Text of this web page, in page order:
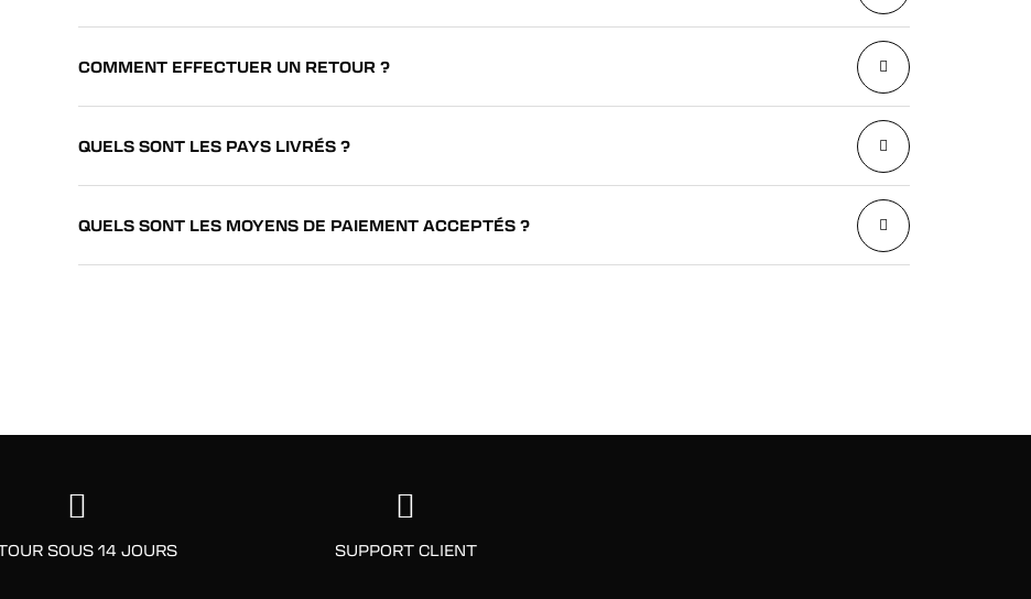
COMMENT EFFECTUER UN RETOUR ?
QUELS SONT LES PAYS LIVRÉS ?
QUELS SONT LES MOYENS DE PAIEMENT ACCEPTÉS ?
SOUS 14 JOURS SUPPORT CLIENT